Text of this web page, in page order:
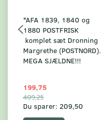
*AFA 1839, 1840 og
1880 POSTFRISK
komplet sæt Dronning
Margrethe (POSTNORD).
MEGA SJÆLDNE!!!
199,75
409,25
Du sparer: 209,50